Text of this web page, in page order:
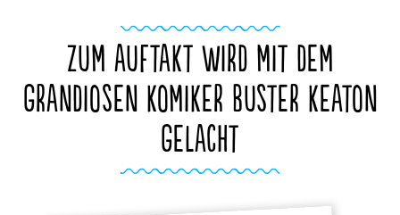
ZUM AUFTAKT WIRD MIT DEM
GRANDIOSEN KOMIKER BUSTER KEATON
GELACHT